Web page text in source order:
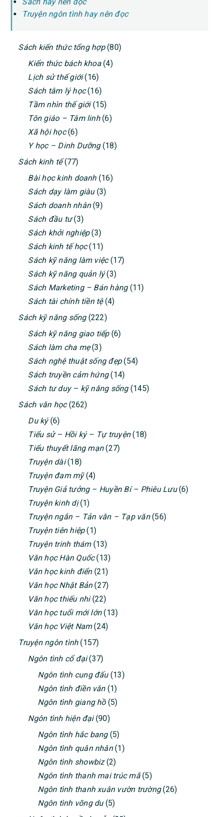
Sách hay nên đọc
Truyện ngôn tình hay nên đọc
PRIMARY
SIDEBAR
Sách kiến thức tổng hợp(80)
Kiến thức bách khoa(4)
Lịch sử thế giới(16)
Sách tâm lý học(16)
Tầm nhìn thế giới(15)
Tôn giáo – Tâm linh(6)
Xã hội học(6)
Y học – Dinh Dưỡng(18)
Sách kinh tế(77)
Bài học kinh doanh(16)
Sách dạy làm giàu(3)
Sách doanh nhân(9)
Sách đầu tư(3)
Sách khởi nghiệp(3)
Sách kinh tế học(11)
Sách kỹ năng làm việc(17)
Sách kỹ năng quản lý(3)
Sách Marketing – Bán hàng(11)
Sách tài chính tiền tệ(4)
Sách kỹ năng sống(222)
Sách kỹ năng giao tiếp(6)
Sách làm cha mẹ(3)
Sách nghệ thuật sống đẹp(54)
Sách truyền cảm hứng(14)
Sách tư duy – kỹ năng sống(145)
Sách văn học(262)
Du ký(6)
Tiểu sử – Hồi ký – Tự truyện(18)
Tiểu thuyết lãng mạn(27)
Truyện dài(18)
Truyện đam mỹ(4)
Truyện Giả tưởng – Huyền Bí – Phiêu Lưu(6)
Truyện kinh dị(1)
Truyện ngắn – Tản văn – Tạp văn(56)
Truyện tiên hiệp(1)
Truyện trinh thám(13)
Văn học Hàn Quốc(13)
Văn học kinh điển(21)
Văn học Nhật Bản(27)
Văn học thiếu nhi(22)
Văn học tuổi mới lớn(13)
Văn học Việt Nam(24)
Truyện ngôn tình(157)
Ngôn tình cổ đại(37)
Ngôn tình cung đấu(13)
Ngôn tình điền văn(1)
Ngôn tình giang hồ(5)
Ngôn tình hiện đại(90)
Ngôn tình hắc bang(5)
Ngôn tình quân nhân(1)
Ngôn tình showbiz(2)
Ngôn tình thanh mai trúc mã(5)
Ngôn tình thanh xuân vườn trường(26)
Ngôn tình võng du(5)